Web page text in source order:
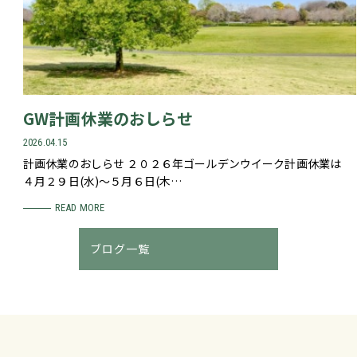
GW計画休業のおしらせ
2026.04.15
計画休業のおしらせ ２０２６年ゴールデンウイーク計画休業は
４月２９日(水)～５月６日(木…
READ MORE
ブログ一覧